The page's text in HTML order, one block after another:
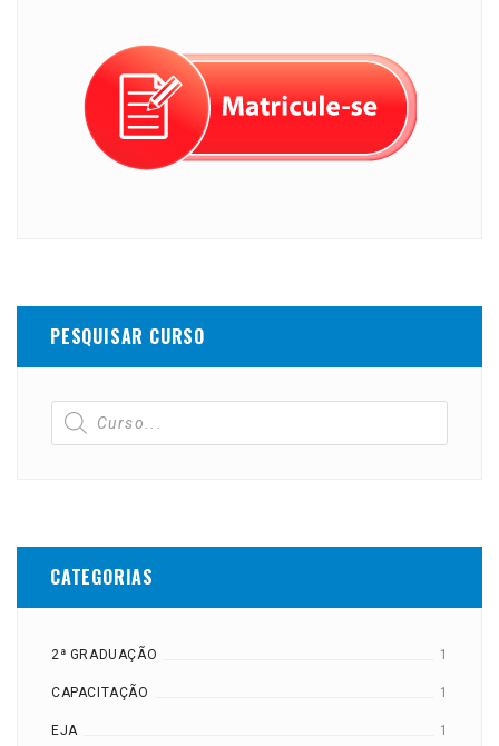
PESQUISAR CURSO
CATEGORIAS
2ª GRADUAÇÃO 1
CAPACITAÇÃO 1
EJA 1